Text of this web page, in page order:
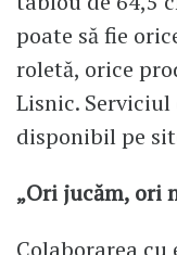
poate să fie
roletă, orice
Lisnic. Serviciul
disponibil pe
„Ori jucăm, ori
Colaborarea